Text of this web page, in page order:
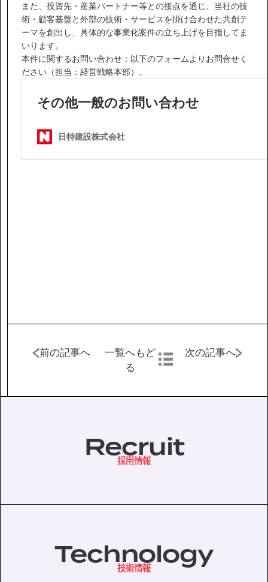
また、投資先・産業パートナー等との接点を通じ、当社の技
術・顧客基盤と外部の技術・サービスを掛け合わせた共創テ
ーマを創出し、具体的な事業化案件の立ち上げを目指してま
いります。
本件に関するお問い合わせ：以下のフォームよりお問合せく
ださい（担当：経営戦略本部）。
前の記事へ
一覧へもど
る
次の記事へ
Recruit
採用情報
Technology
技術情報